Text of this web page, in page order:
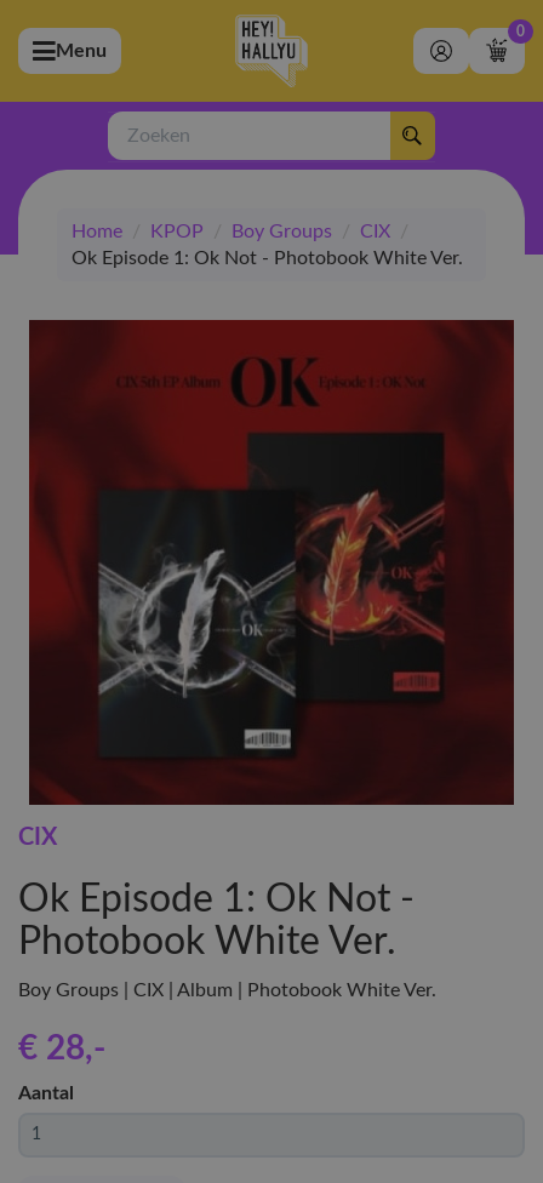
(Artiesten)
(Merchandise)
(Exclusive)
(Winkel)
Menu
0
Zoeken
Home / KPOP / Boy Groups / CIX
/
Ok Episode 1: Ok Not - Photobook White Ver.
CIX
Ok Episode 1: Ok Not -
Photobook White Ver.
Boy Groups | CIX | Album | Photobook White Ver.
€ 28,-
Aantal